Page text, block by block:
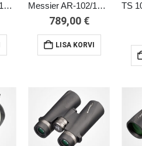
Messier AR-102/1000 EXOS-1 Messier AR-102/1000 EXOS-2
789,00 €
LISA KORVI